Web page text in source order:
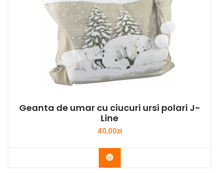
Geanta de umar cu ciucuri ursi polari J-
Line
40,00zł
Buy Now